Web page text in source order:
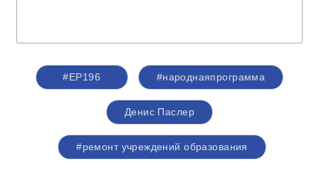
#ЕР196 #народнаяпрограмма
Денис Паслер
#ремонт учреждений образования